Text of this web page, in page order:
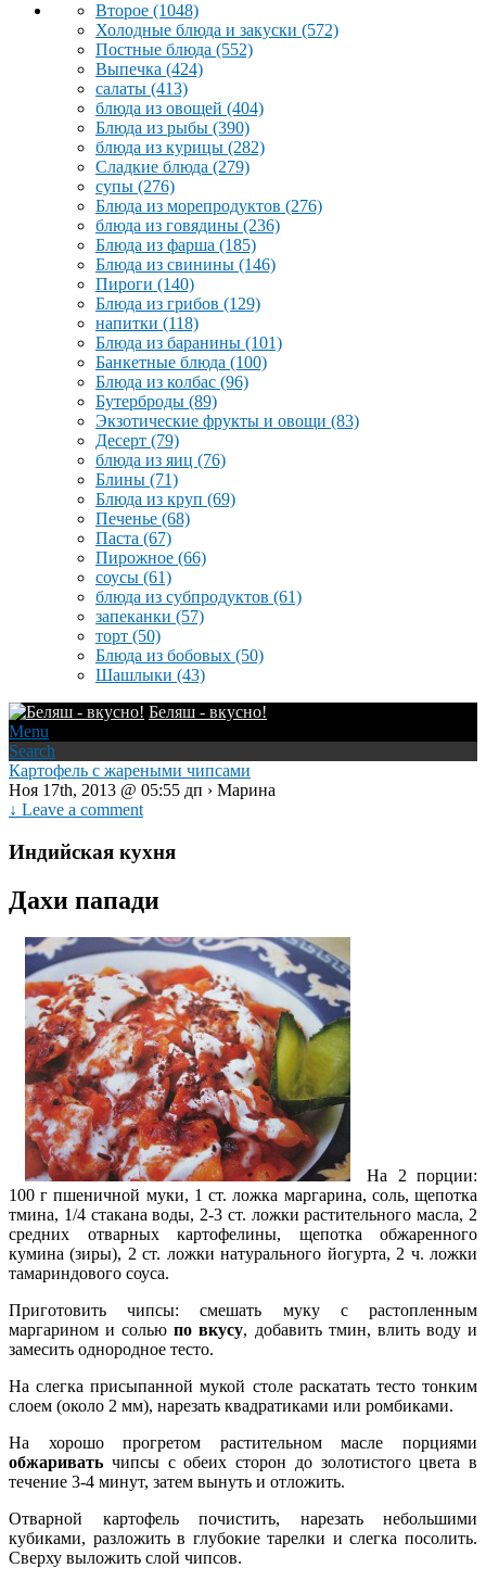
Второе (1048)
Холодные блюда и закуски (572)
Постные блюда (552)
Выпечка (424)
салаты (413)
блюда из овощей (404)
Блюда из рыбы (390)
блюда из курицы (282)
Сладкие блюда (279)
супы (276)
Блюда из морепродуктов (276)
блюда из говядины (236)
Блюда из фарша (185)
Блюда из свинины (146)
Пироги (140)
Блюда из грибов (129)
напитки (118)
Блюда из баранины (101)
Банкетные блюда (100)
Блюда из колбас (96)
Бутерброды (89)
Экзотические фрукты и овощи (83)
Десерт (79)
блюда из яиц (76)
Блины (71)
Блюда из круп (69)
Печенье (68)
Паста (67)
Пирожное (66)
соусы (61)
блюда из субпродуктов (61)
запеканки (57)
торт (50)
Блюда из бобовых (50)
Шашлыки (43)
Беляш - вкусно!
Menu
Search
Картофель с жареными чипсами
Ноя 17th, 2013 @ 05:55 дп › Марина
↓ Leave a comment
Индийская кухня
Дахи папади
На 2 порции:
100 г пшеничной муки, 1 ст. ложка маргарина, соль, щепотка
тмина, 1/4 стакана воды, 2-3 ст. ложки растительного масла, 2
средних отварных картофелины, щепотка обжаренного
кумина (зиры), 2 ст. ложки натурального йогурта, 2 ч. ложки
тамариндового соуса.
Приготовить чипсы: смешать муку с растопленным
маргарином и сольюпо вкусу, добавить тмин, влить воду и
замесить однородное тесто.
На слегка присыпанной мукой столе раскатать тесто тонким
слоем (около 2 мм), нарезать квадратиками или ромбиками.
На хорошо прогретом растительном масле порциями
обжаривать чипсы с обеих сторон до золотистого цвета в
течение 3-4 минут, затем вынуть и отложить.
Отварной картофель почистить, нарезать небольшими
кубиками, разложить в глубокие тарелки и слегка посолить.
Сверху выложить слой чипсов.